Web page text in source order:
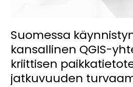
Suomessa
kansallinen QGIS-
kriittisen
jatkuvuuden
turvaamiseksi